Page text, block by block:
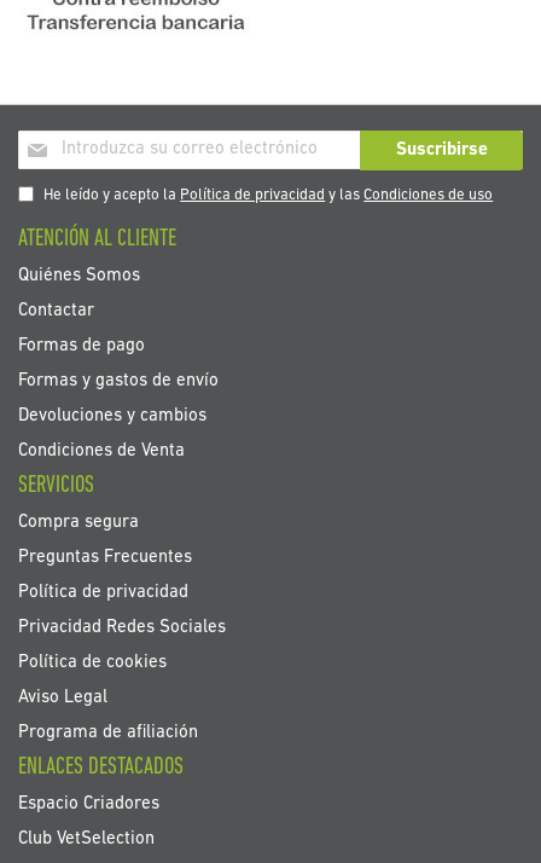
Inscríbase
a
nuestro
de
noticias:
Suscribirse
He leído y acepto la Política de privacidad y lasCondiciones de uso
ATENCIÓN AL CLIENTE
Quiénes Somos
Contactar
Formas de pago
Formas y gastos de envío
Devoluciones y cambios
Condiciones de Venta
SERVICIOS
Compra segura
Preguntas Frecuentes
Política de privacidad
Privacidad Redes Sociales
Política de cookies
Aviso Legal
Programa de afiliación
ENLACES DESTACADOS
Espacio Criadores
Club VetSelection